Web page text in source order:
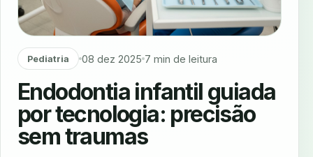
Pediatria 08 dez 2025 7 min de leitura
Endodontia infantil guiada
por tecnologia: precisão
sem traumas